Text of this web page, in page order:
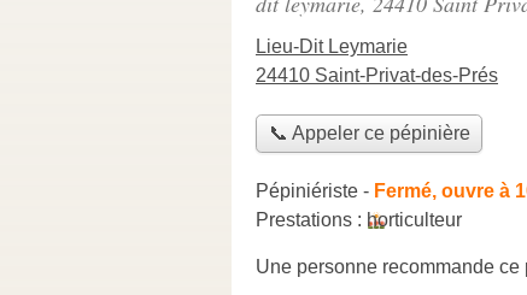
Lieu-Dit Leymarie
24410 Saint-Privat-des-Prés
📞 Appeler ce pépinière
Pépiniériste - Fermé, ouvre à
Prestations : horticulteur
Une personne recommande ce